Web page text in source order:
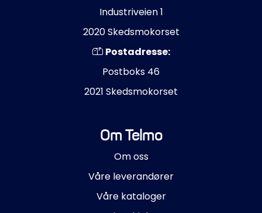
Industriveien 1
2020 Skedsmokorset
Postadresse:
Postboks 46
2021 Skedsmokorset
Om Telmo
Om oss
Våre leverandører
Våre kataloger